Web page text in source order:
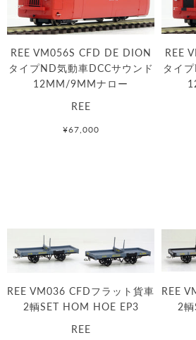
REE VM056S CFD DE DION
タイプND気動車DCCサウンド
12MM/9MMナロー
REE
¥67,000
REE
タイ
REE VM036 CFDフラット貨車
2輌SET HOM HOE EP3
REE
REE
2